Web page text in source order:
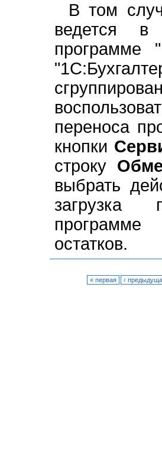
В том
ведется в
программе
переноса
кнопки
строку
выбрать
загрузка
программе
остатков.
« первая ‹